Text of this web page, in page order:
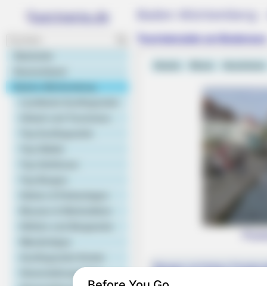
Morgen ist Hohes
Veranstaltungstipps
The Way You Sit Could Expose